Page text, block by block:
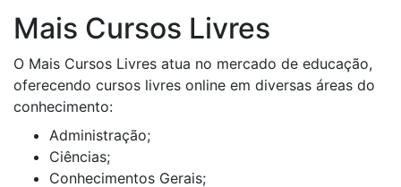
Mais Cursos Livres
O Mais Cursos Livres atua no mercado de educação,
oferecendo cursos livres online em diversas áreas do
conhecimento:
Administração;
Ciências;
Conhecimentos Gerais;